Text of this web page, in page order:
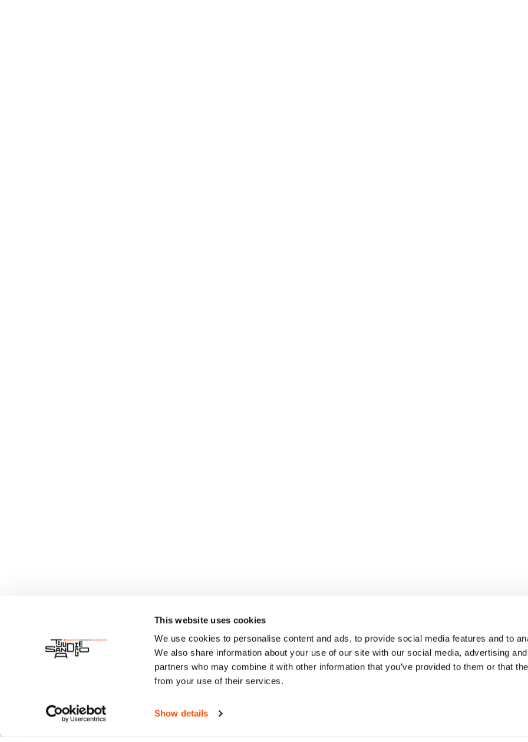
This website uses cookies
We use cookies to personalise content and ads, to provide social media features and to
We also share information about your use of our site with our social media, advertising
partners who may combine it with other information that you’ve provided to them or that
from your use of their services.
Show details